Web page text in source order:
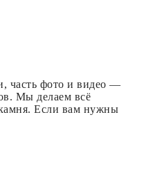
часть фото и видео —
Мы делаем всё
Если вам нужны